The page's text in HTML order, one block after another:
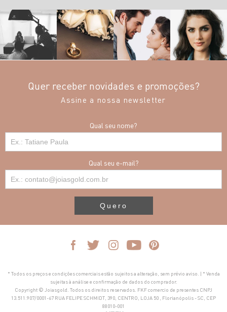
Quer receber novidades e promoções?
Assine a nossa newsletter
Qual seu nome?
Qual seu e-mail?
Quero
* Todos os preços e condições comerciais estão sujeitos a alteração, sem prévio aviso. | * Venda
sujeitas à análise e confirmação de dados do comprador.
Copyright © Joiasgold. Todos os direitos reservados. FKF comercio de presentes CNPJ
13.511.907/0001-67 RUA FELIPE SCHMIDT, 390, CENTRO, LOJA 50 , Florianópolis - SC, CEP
88010-001